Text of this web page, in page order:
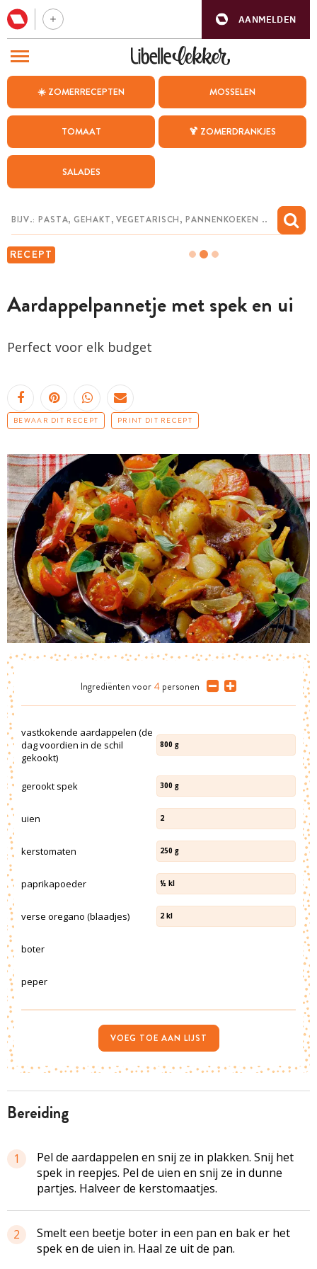
AANMELDEN
☀️ ZOMERRECEPTEN MOSSELEN
TOMAAT 🍹 ZOMERDRANKJES
SALADES
RECEPT
Aardappelpannetje met spek en ui
Perfect voor elk budget
BEWAAR DIT RECEPT PRINT DIT RECEPT
bereiding
1
Pel de aardappelen en snij ze in plakken. Snij het
spek in reepjes. Pel de uien en snij ze in dunne
partjes. Halveer de kerstomaatjes.
2
Smelt een beetje boter in een pan en bak er het
spek en de uien in. Haal ze uit de pan.
Ingrediënten voor 4 personen
vastkokende aardappelen (de
dag voordien in de schil
gekookt)
800 g
gerookt spek 300 g
uien 2
kerstomaten 250 g
paprikapoeder ½ kl
verse oregano (blaadjes) 2 kl
boter
peper
VOEG TOE AAN LIJST
BEZOEK ONZE ANDERE WEBSITES
WEEKMENU
CHAT MET MAIA
MIJN BEWAARDE RECEPTEN